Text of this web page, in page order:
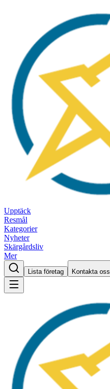
Upptäck
Resmål
Kategorier
Nyheter
Skärgårdsliv
Mer
Lista företag Kontakta oss